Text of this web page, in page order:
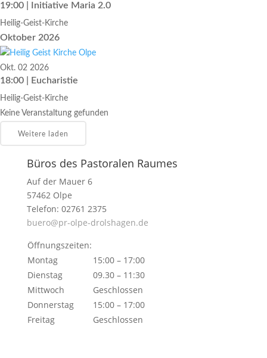
19:00 | Initia­tive Maria 2.0
Heilig-Geist-Kirche
Oktober 2026
Okt. 02 2026
18:00 | Eucharistie
Heilig-Geist-Kirche
Keine Veranstaltung gefunden
Weitere laden
Büros des Pastoralen Raumes
Auf der Mauer 6
57462 Olpe
Telefon: 02761 2375
buero@pr-olpe-drolshagen.de
Öffnungszeiten:
Montag
15:00 – 17:00
Dienstag
09.30 – 11:30
Mittwoch
Geschlossen
Donnerstag
15:00 – 17:00
Freitag
Geschlossen